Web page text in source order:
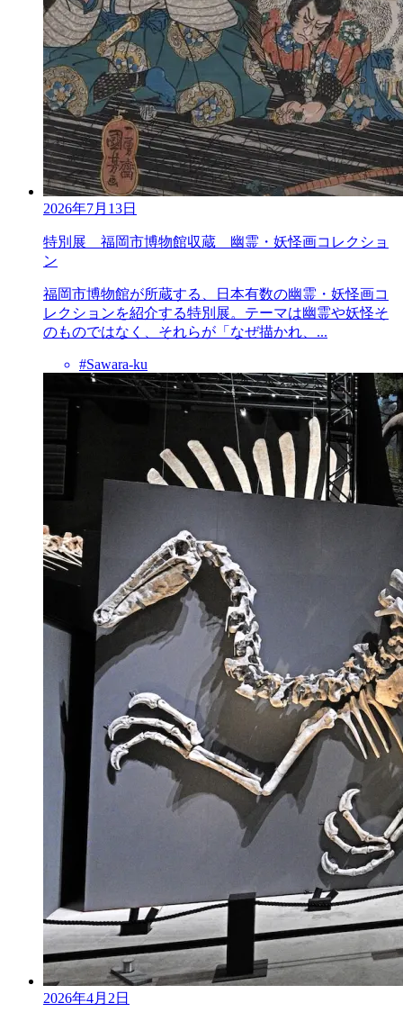
2026年7月13日
特別展 福岡市博物館収蔵 幽霊・妖怪画コレクショ
ン
福岡市博物館が所蔵する、日本有数の幽霊・妖怪画コ
レクションを紹介する特別展。テーマは幽霊や妖怪そ
のものではなく、それらが「なぜ描かれ、...
#Sawara-ku
2026年4月2日